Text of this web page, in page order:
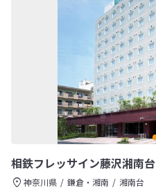
相鉄フレッサイン藤沢湘南台
神奈川県 鎌倉・湘南
湘南台